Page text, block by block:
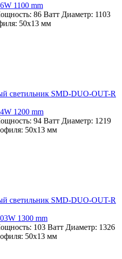
1100 mm
86 Ватт Диаметр: 1103
50х13 мм
1200 mm
94 Ватт Диаметр: 1219
50х13 мм
1300 mm
103 Ватт Диаметр: 1326
50х13 мм